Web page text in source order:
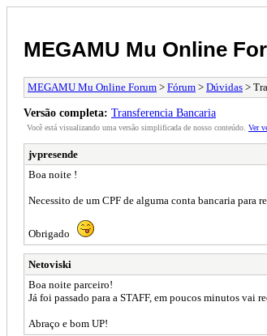
MEGAMU Mu Online
MEGAMU Mu Online Forum > Fórum > Dúvidas >
Versão completa: Transferencia Bancaria
Você está visualizando uma versão simplificada de nosso conteúdo. Ver
jvpresende
Boa noite !
Necessito de um CPF de alguma conta bancaria para
Obrigado
Netoviski
Boa noite parceiro!
Já foi passado para a STAFF, em poucos minutos vai
Abraço e bom UP!